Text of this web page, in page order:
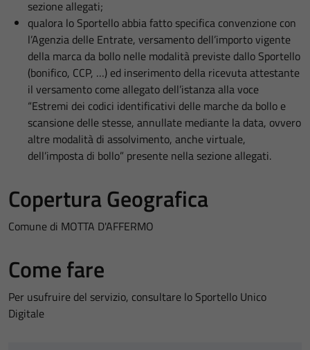
sezione allegati;
qualora lo Sportello abbia fatto specifica convenzione con
l’Agenzia delle Entrate, versamento dell’importo vigente
della marca da bollo nelle modalità previste dallo Sportello
(bonifico, CCP, …) ed inserimento della ricevuta attestante
il versamento come allegato dell’istanza alla voce
“Estremi dei codici identificativi delle marche da bollo e
scansione delle stesse, annullate mediante la data, ovvero
altre modalità di assolvimento, anche virtuale,
dell’imposta di bollo” presente nella sezione allegati.
Copertura Geografica
Comune di MOTTA D'AFFERMO
Come fare
Per usufruire del servizio, consultare lo Sportello Unico
Digitale